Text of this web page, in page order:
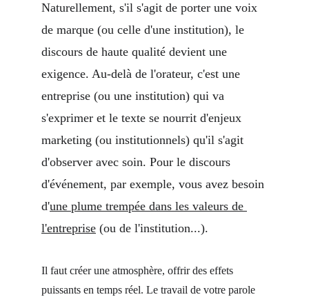
Naturellement, s'il s'agit de porter une voix
de marque (ou celle d'une institution), le
discours de haute qualité devient une
exigence. Au-delà de l'orateur, c'est une
entreprise (ou une institution) qui va
s'exprimer et le texte se nourrit d'enjeux
marketing (ou institutionnels) qu'il s'agit
d'observer avec soin. Pour le discours
d'événement, par exemple, vous avez besoin
d'une plume trempée dans les valeurs de
l'entreprise (ou de l'institution...).
Il faut créer une atmosphère, offrir des effets
puissants en temps réel. Le travail de votre parole